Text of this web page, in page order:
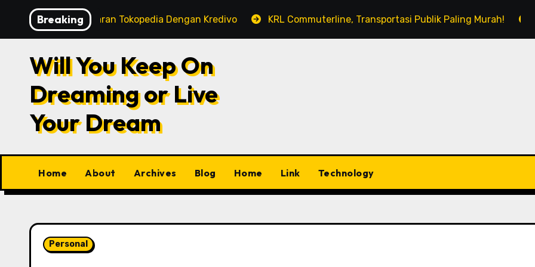
content
Breaking
Pembayaran Tokopedia Dengan Kredivo KRL Commuterline, Transportasi Publik Paling Murah! Menyesap
Will You Keep On
Dreaming or Live
Your Dream
Home About Archives Blog Home Link Technology
Personal